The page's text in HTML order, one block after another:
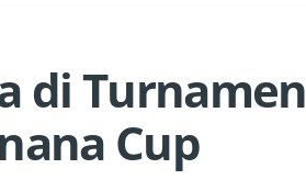
di Turnamen
Cup